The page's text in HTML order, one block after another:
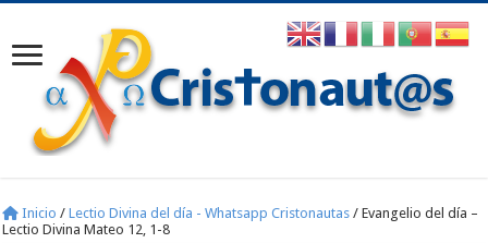
Inicio / Lectio Divina del día - Whatsapp Cristonautas / Evangelio del día –
Lectio Divina Mateo 12, 1-8